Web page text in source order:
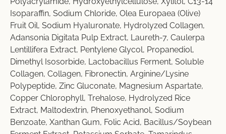
Isoparaffin, Sodium Chloride, Olea Europaea (Olive)
Fruit Oil, Sodium Hyaluronate, Hydrolyzed Collagen,
Adansonia Digitata Pulp Extract, Laureth-7, Caulerpa
Lentillifera Extract, Pentylene Glycol, Propanediol,
Dimethyl Isosorbide, Lactobacillus Ferment, Soluble
Collagen, Collagen, Fibronectin, Arginine/Lysine
Polypeptide, Zinc Gluconate, Magnesium Aspartate,
Copper Chlorophyll, Trehalose, Hydrolyzed Rice
Extract, Maltodextrin, Phenoxyethanol, Sodium
Benzoate, Xanthan Gum, Folic Acid, Bacillus/Soybean